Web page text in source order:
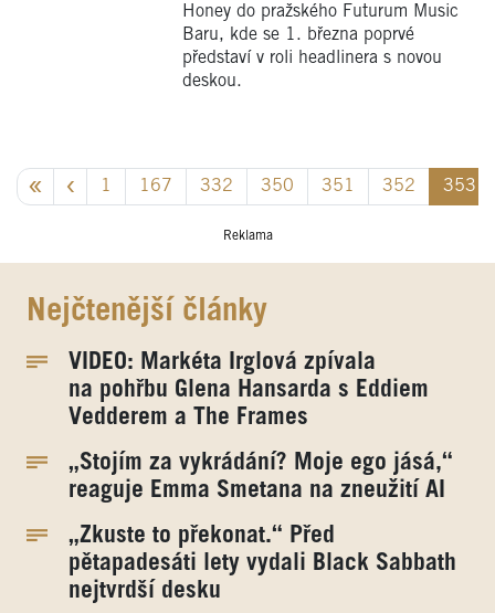
Honey do pražského Futurum Music
Baru, kde se 1. března poprvé
představí v roli headlinera s novou
deskou.
1 167 332 350 351 352 353
Reklama
Nejčtenější články
VIDEO: Markéta Irglová zpívala
na pohřbu Glena Hansarda s Eddiem
Vedderem a The Frames
„Stojím za vykrádání? Moje ego jásá,“
reaguje Emma Smetana na zneužití AI
„Zkuste to překonat.“ Před
pětapadesáti lety vydali Black Sabbath
nejtvrdší desku